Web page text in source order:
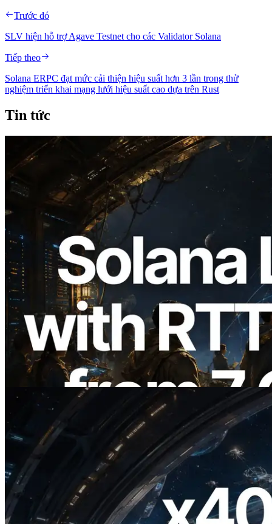
Trước đó
SLV hiện hỗ trợ Agave Testnet cho các Validator Solana
Tiếp theo
Solana ERPC đạt mức cải thiện hiệu suất hơn 3 lần trong thử
nghiệm triển khai mạng lưới hiệu suất cao dựa trên Rust
Tin tức
2026.08.05
ERPC mở rộng Solana Leader Slot API
với phép đo ping từ 7 khu vực toàn cầu —
Validators Information API cũng chính
thức ra mắt
Đọc bài viết này